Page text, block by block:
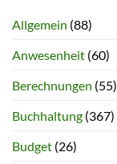
Allgemein (88)
Anwesenheit (60)
Berechnungen (55)
Buchhaltung (367)
Budget (26)